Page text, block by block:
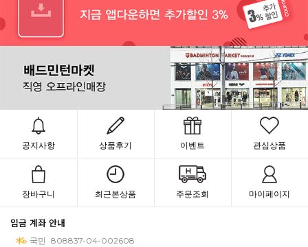
공지사항 상품후기 이벤트 관심상품
장바구니 최근본상품 주문조회 마이페이지
입금 계좌 안내
국민 808837-04-002608